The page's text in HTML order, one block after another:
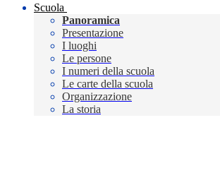
Scuola
Panoramica
Presentazione
I luoghi
Le persone
I numeri della scuola
Le carte della scuola
Organizzazione
La storia